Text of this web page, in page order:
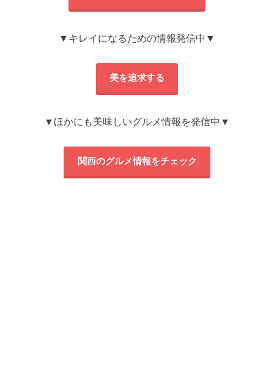
▼キレイになるための情報発信中▼
美を追求する
▼ほかにも美味しいグルメ情報を発信中▼
関西のグルメ情報をチェック